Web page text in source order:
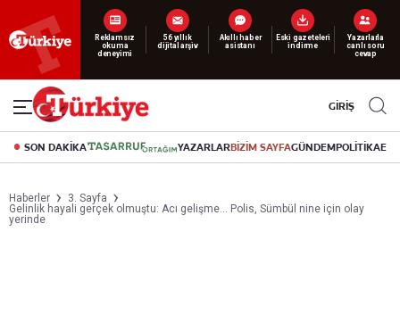
Reklamsız
okuma
deneyimi
56 yıllık
dijital arşiv
Akıllı haber
asistanı
Eski gazeteleri
indirme
Yazarlarla
canlı soru
cevap
Yeni nesil dijital
abonelik 19 TL’den başlayan fiyatlarla.
GİRİŞ
SON DAKİKA YAZARLARBİZİM SAYFAGÜNDEMPOLİTİKA
Haberler
3. Sayfa
Gelinlik hayali gerçek olmuştu: Acı gelişme... Polis, Sümbül nine için olay
yerinde